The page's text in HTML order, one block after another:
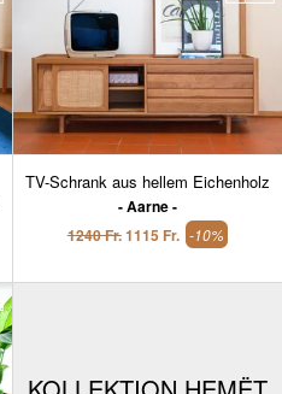
TV-Schrank aus hellem Eichenholz
Aarne
1240 Fr.1115 Fr. -10%